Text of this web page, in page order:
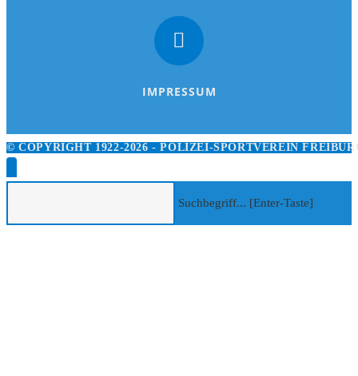
IMPRESSUM
© COPYRIGHT 1922-2026 - POLIZEI-SPORTVEREIN
Suchbegriff... [Enter-Taste]